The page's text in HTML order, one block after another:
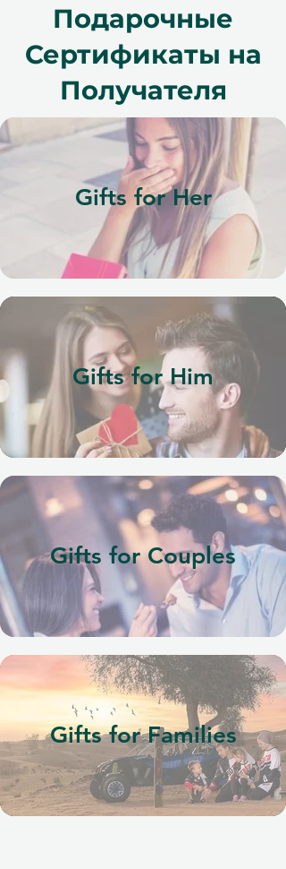
Подарочные
Сертификаты на
Получателя
Gifts for Her
Gifts for Him
Gifts for Couples
Gifts for Families